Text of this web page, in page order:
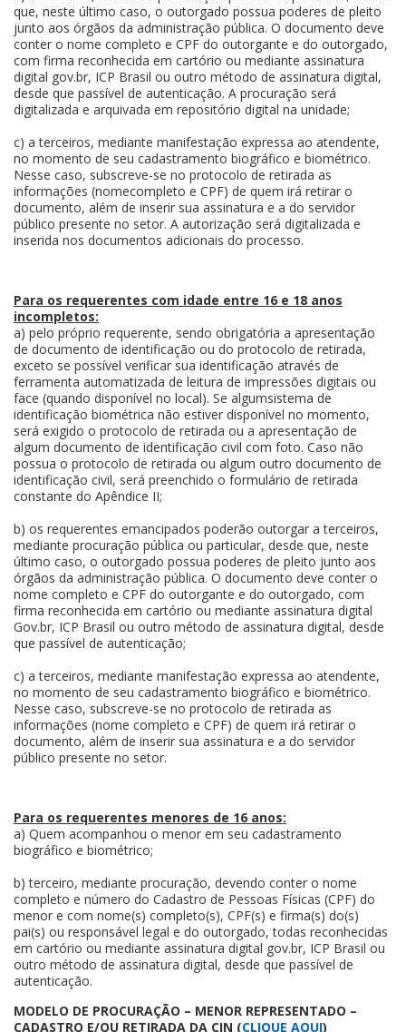
que, neste último caso, o outorgado possua poderes de pleito
junto aos órgãos da administração pública. O documento deve
conter o nome completo e CPF do outorgante e do outorgado,
com firma reconhecida em cartório ou mediante assinatura
digital gov.br, ICP Brasil ou outro método de assinatura digital,
desde que passível de autenticação. A procuração será
digitalizada e arquivada em repositório digital na unidade;
c) a terceiros, mediante manifestação expressa ao atendente,
no momento de seu cadastramento biográfico e biométrico.
Nesse caso, subscreve-se no protocolo de retirada as
informações (nomecompleto e CPF) de quem irá retirar o
documento, além de inserir sua assinatura e a do servidor
público presente no setor. A autorização será digitalizada e
inserida nos documentos adicionais do processo.
Para os requerentes com idade entre 16 e 18 anos
incompletos:
a) pelo próprio requerente, sendo obrigatória a apresentação
de documento de identificação ou do protocolo de retirada,
exceto se possível verificar sua identificação através de
ferramenta automatizada de leitura de impressões digitais ou
face (quando disponível no local). Se algumsistema de
identificação biométrica não estiver disponível no momento,
será exigido o protocolo de retirada ou a apresentação de
algum documento de identificação civil com foto. Caso não
possua o protocolo de retirada ou algum outro documento de
identificação civil, será preenchido o formulário de retirada
constante do Apêndice II;
b) os requerentes emancipados poderão outorgar a terceiros,
mediante procuração pública ou particular, desde que, neste
último caso, o outorgado possua poderes de pleito junto aos
órgãos da administração pública. O documento deve conter o
nome completo e CPF do outorgante e do outorgado, com
firma reconhecida em cartório ou mediante assinatura digital
Gov.br, ICP Brasil ou outro método de assinatura digital, desde
que passível de autenticação;
c) a terceiros, mediante manifestação expressa ao atendente,
no momento de seu cadastramento biográfico e biométrico.
Nesse caso, subscreve-se no protocolo de retirada as
informações (nome completo e CPF) de quem irá retirar o
documento, além de inserir sua assinatura e a do servidor
público presente no setor.
Para os requerentes menores de 16 anos:
a) Quem acompanhou o menor em seu cadastramento
biográfico e biométrico;
b) terceiro, mediante procuração, devendo conter o nome
completo e número do Cadastro de Pessoas Físicas (CPF) do
menor e com nome(s) completo(s), CPF(s) e firma(s) do(s)
pai(s) ou responsável legal e do outorgado, todas reconhecidas
em cartório ou mediante assinatura digital gov.br, ICP Brasil ou
outro método de assinatura digital, desde que passível de
autenticação.
MODELO DE PROCURAÇÃO – MENOR REPRESENTADO –
CADASTRO E/OU RETIRADA DA CIN (CLIQUE AQUI)